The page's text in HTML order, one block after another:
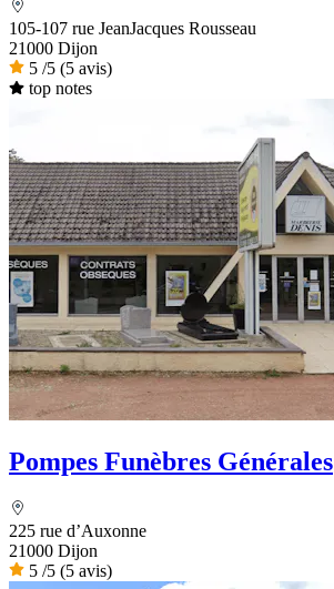
105-107 rue JeanJacques Rousseau
21000 Dijon
5 /5 (5 avis)
top notes
Pompes Funèbres Générales
225 rue d’Auxonne
21000 Dijon
5 /5 (5 avis)